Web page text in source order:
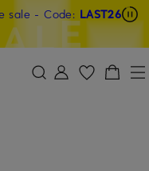
sale - Code: LAST26